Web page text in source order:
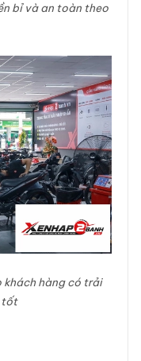
bỉ và an toàn theo
khách hàng có trải
tốt